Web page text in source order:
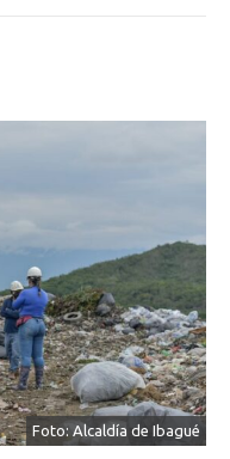
Foto: Alcaldía de Ibagué